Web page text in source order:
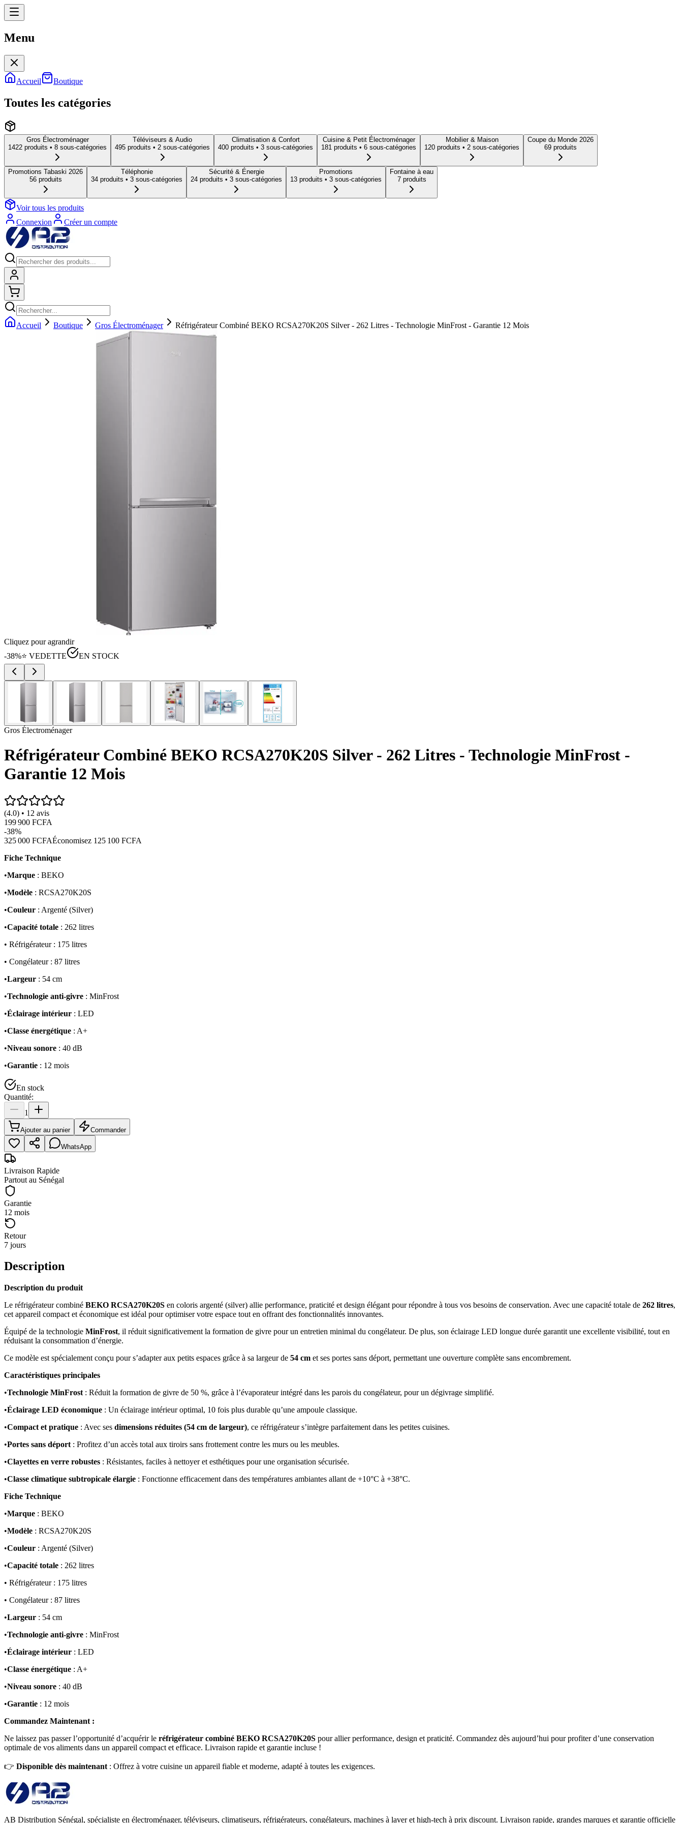
Menu
Accueil Boutique
Toutes les catégories
Gros Électroménager
1422 produits • 8 sous-catégories
Téléviseurs & Audio
495 produits • 2 sous-catégories
Climatisation & Confort
400 produits • 3 sous-catégories
Cuisine & Petit Électroménager
181 produits • 6 sous-catégories
Mobilier & Maison
120 produits • 2 sous-catégories
Coupe du Monde 2026
69 produits
Promotions Tabaski 2026
56produits
Téléphonie
34 produits • 3 sous-catégories
Sécurité & Énergie
24 produits • 3 sous-catégories
Promotions
13 produits • 3 sous-catégories
Fontaine à eau
7produits
Voir tous les produits
Connexion
Créer un compte
Accueil Boutique Gros Électroménager Réfrigérateur Combiné BEKO RCSA270K20S Silver - 262 Litres - Technologie MinFrost - Garantie 12 Mois
Cliquez pour agrandir
-38%⭐ VEDETTE EN STOCK
Gros Électroménager
Réfrigérateur Combiné BEKO RCSA270K20S Silver - 262 Litres - Technologie MinFrost -
Garantie 12 Mois
(4.0) • 12 avis
199 900 FCFA
-38%
325 000 FCFAÉconomisez 125 100 FCFA
Fiche Technique
•Marque : BEKO
•Modèle : RCSA270K20S
•Couleur : Argenté (Silver)
•Capacité totale : 262 litres
• Réfrigérateur : 175 litres
• Congélateur : 87 litres
•Largeur : 54 cm
•Technologie anti-givre : MinFrost
•Éclairage intérieur : LED
•Classe énergétique : A+
•Niveau sonore : 40 dB
•Garantie : 12 mois
En stock
Quantité:
1
Ajouter au panier Commander
WhatsApp
Livraison Rapide
Partout au Sénégal
Garantie
12 mois
Retour
7 jours
Description
Description du produit
Le réfrigérateur combiné BEKO RCSA270K20S en coloris argenté (silver) allie performance, praticité et design élégant pour répondre à tous vos besoins de conservation. Avec une capacité totale de 262 litres,
cet appareil compact et économique est idéal pour optimiser votre espace tout en offrant des fonctionnalités innovantes.
Équipé de la technologie MinFrost, il réduit significativement la formation de givre pour un entretien minimal du congélateur. De plus, son éclairage LED longue durée garantit une excellente visibilité, tout en
réduisant la consommation d’énergie.
Ce modèle est spécialement conçu pour s’adapter aux petits espaces grâce à sa largeur de 54 cm et ses portes sans déport, permettant une ouverture complète sans encombrement.
Caractéristiques principales
•Technologie MinFrost : Réduit la formation de givre de 50 %, grâce à l’évaporateur intégré dans les parois du congélateur, pour un dégivrage simplifié.
•Éclairage LED économique : Un éclairage intérieur optimal, 10 fois plus durable qu’une ampoule classique.
•Compact et pratique : Avec ses dimensions réduites (54 cm de largeur), ce réfrigérateur s’intègre parfaitement dans les petites cuisines.
•Portes sans déport : Profitez d’un accès total aux tiroirs sans frottement contre les murs ou les meubles.
•Clayettes en verre robustes : Résistantes, faciles à nettoyer et esthétiques pour une organisation sécurisée.
•Classe climatique subtropicale élargie : Fonctionne efficacement dans des températures ambiantes allant de +10°C à +38°C.
Fiche Technique
•Marque : BEKO
•Modèle : RCSA270K20S
•Couleur : Argenté (Silver)
•Capacité totale : 262 litres
• Réfrigérateur : 175 litres
• Congélateur : 87 litres
•Largeur : 54 cm
•Technologie anti-givre : MinFrost
•Éclairage intérieur : LED
•Classe énergétique : A+
•Niveau sonore : 40 dB
•Garantie : 12 mois
Commandez Maintenant :
Ne laissez pas passer l’opportunité d’acquérir le réfrigérateur combiné BEKO RCSA270K20S pour allier performance, design et praticité. Commandez dès aujourd’hui pour profiter d’une conservation
optimale de vos aliments dans un appareil compact et efficace. Livraison rapide et garantie incluse !
👉 Disponible dès maintenant : Offrez à votre cuisine un appareil fiable et moderne, adapté à toutes les exigences.
AB Distribution Sénégal, spécialiste en électroménager, téléviseurs, climatiseurs, réfrigérateurs, congélateurs, machines à laver et high-tech à prix discount. Livraison rapide, grandes marques et garantie officielle